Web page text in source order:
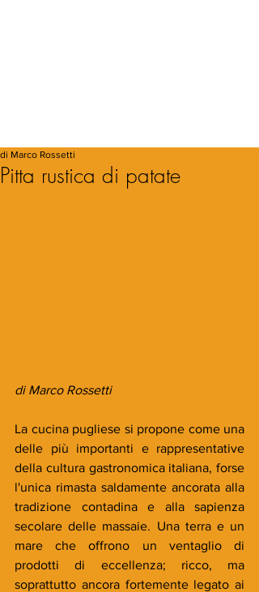
Pitta rustica di patate
di Marco Rossetti
di Marco Rossetti
La cucina pugliese si propone come una
delle più importanti e rappresentative
della cultura gastronomica italiana, forse
l'unica rimasta saldamente ancorata alla
tradizione contadina e alla sapienza
secolare delle massaie. Una terra e un
mare che offrono un ventaglio di
prodotti di eccellenza; ricco, ma
soprattutto ancora fortemente legato ai